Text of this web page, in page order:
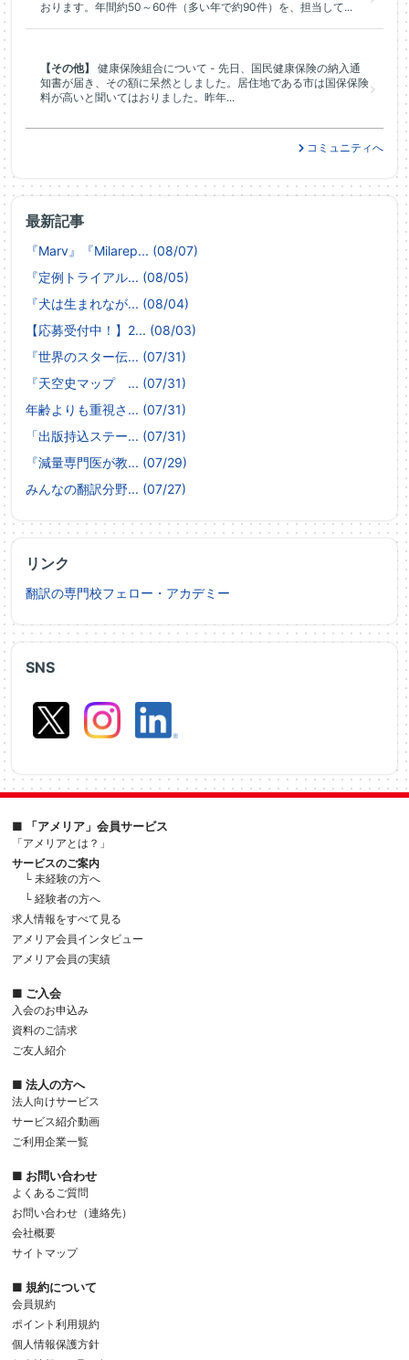
SNS
最新記事
『Marv』『Milarep... (08/07)
『定例トライアル... (08/05)
『犬は生まれなが... (08/04)
【応募受付中！】2... (08/03)
『世界のスター伝... (07/31)
『天空史マップ ... (07/31)
年齢よりも重視さ... (07/31)
「出版持込ステー... (07/31)
『減量専門医が教... (07/29)
みんなの翻訳分野... (07/27)
リンク
翻訳の専門校フェロー・アカデミー
おります。年間約50～60件（多い年で約90件）を、担当して...
【その他】
健康保険組合について - 先日、国民健康保険の納入通
知書が届き、その額に呆然としました。居住地である市は国保保険
料が高いと聞いてはおりました。昨年...
コミュニティへ
■ 「アメリア」会員サービス
「アメリアとは？」
サービスのご案内
└ 未経験の方へ
└ 経験者の方へ
求人情報をすべて見る
アメリア会員インタビュー
アメリア会員の実績
■ ご入会
入会のお申込み
資料のご請求
ご友人紹介
■ 法人の方へ
法人向けサービス
サービス紹介動画
ご利用企業一覧
■ お問い合わせ
よくあるご質問
お問い合わせ（連絡先）
会社概要
サイトマップ
■ 規約について
会員規約
ポイント利用規約
個人情報保護方針